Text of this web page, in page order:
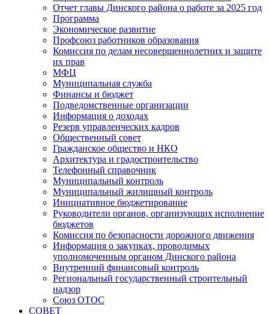
Отчет главы Динского района о работе за 2025 год
Программа
Экономическое развитие
Профсоюз работников образования
Комиссия по делам несовершеннолетних и защите
их прав
МФЦ
Муниципальная служба
Финансы и бюджет
Подведомственные организации
Информация о доходах
Резерв управленческих кадров
Общественный совет
Гражданское общество и НКО
Архитектура и градостроительство
Телефонный справочник
Муниципальный контроль
Муниципальный жилищный контроль
Инициативное бюджетирование
Руководители органов, организующих исполнение
бюджетов
Комиссия по безопасности дорожного движения
Информация о закупках, проводимых
уполномоченным органом Динского района
Внутренний финансовый контроль
Региональный государственный строительный
надзор
Союз ОТОС
СОВЕТ